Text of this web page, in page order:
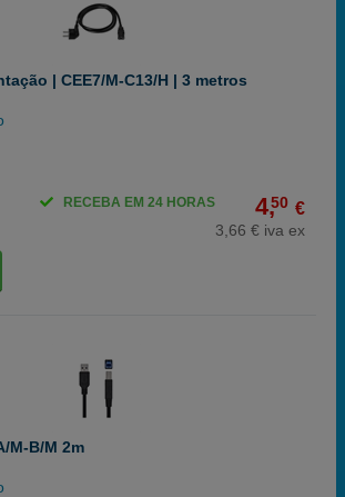
| CEE7/M-C13/H | 3 metros
4,50 €
3,66 € iva ex
RECEBA EM 24 HORAS
M-B/M 2m